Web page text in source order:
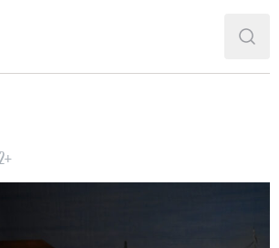
театр оперы и балета